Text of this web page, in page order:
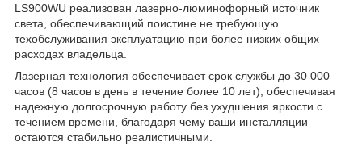
LS900WU реализован лазерно-люминофорный источник
света, обеспечивающий поистине не требующую
техобслуживания эксплуатацию при более низких общих
расходах владельца.
Лазерная технология обеспечивает срок службы до 30 000
часов (8 часов в день в течение более 10 лет), обеспечивая
надежную долгосрочную работу без ухудшения яркости с
течением времени, благодаря чему ваши инсталляции
остаются стабильно реалистичными.